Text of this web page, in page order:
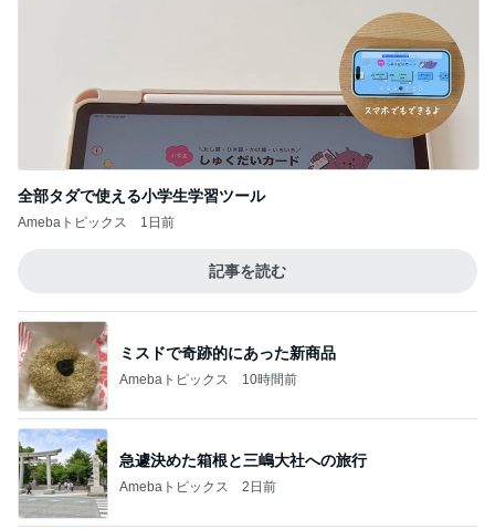
全部タダで使える小学生学習ツール
Amebaトピックス 1日前
記事を読む
Amebaトピックス 10時間前
急遽決めた箱根と三嶋大社への旅行
Amebaトピックス 2日前
目が覚めると広がっていた娘の愛
Amebaトピックス 1日前